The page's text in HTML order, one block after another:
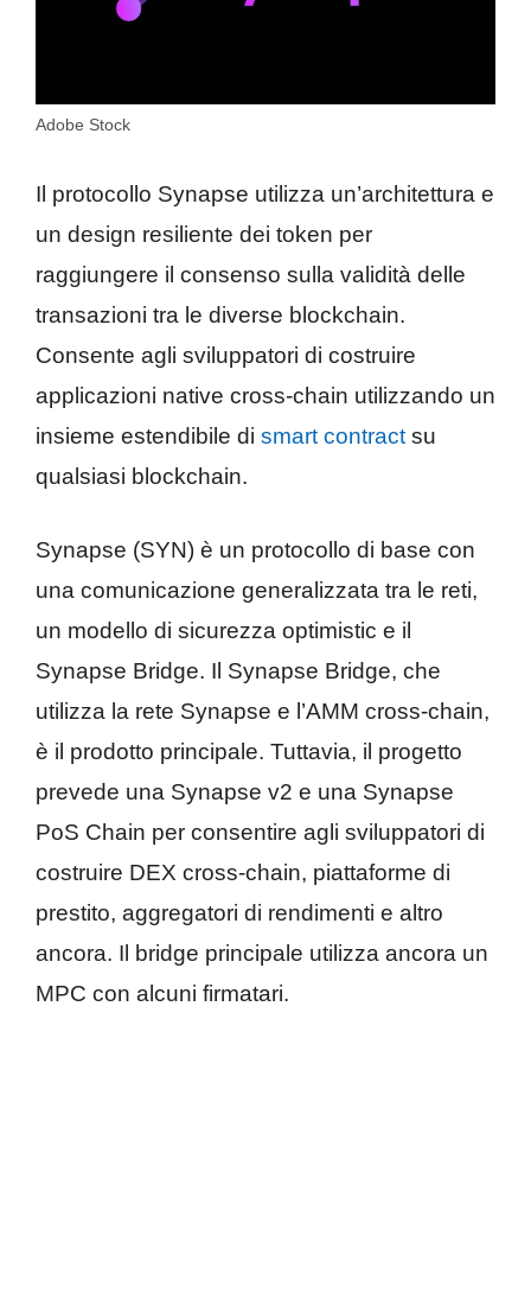
Adobe Stock
Il protocollo Synapse utilizza un’architettura e
un design resiliente dei token per
raggiungere il consenso sulla validità delle
transazioni tra le diverse blockchain.
Consente agli sviluppatori di costruire
applicazioni native cross-chain utilizzando un
insieme estendibile di smart contract su
qualsiasi blockchain.
Synapse (SYN) è un protocollo di base con
una comunicazione generalizzata tra le reti,
un modello di sicurezza optimistic e il
Synapse Bridge. Il Synapse Bridge, che
utilizza la rete Synapse e l’AMM cross-chain,
è il prodotto principale. Tuttavia, il progetto
prevede una Synapse v2 e una Synapse
PoS Chain per consentire agli sviluppatori di
costruire DEX cross-chain, piattaforme di
prestito, aggregatori di rendimenti e altro
ancora. Il bridge principale utilizza ancora un
MPC con alcuni firmatari.